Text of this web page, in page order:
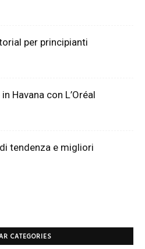
per principianti
Havana con L’Oréal
tendenza e migliori
CATEGORIES